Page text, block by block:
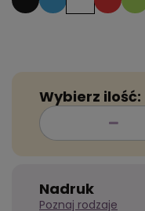
Wybierz ilość:
Nadruk
Poznaj rodzaje